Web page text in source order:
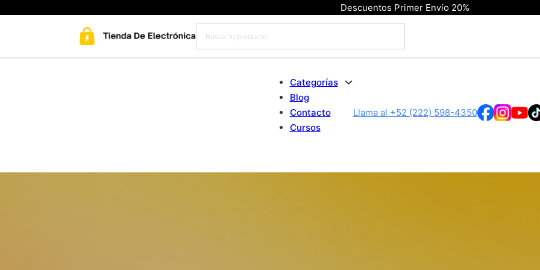
Descuentos Primer Envío 20%
Categorías
Blog
Contacto
Cursos
Llama al +52 (222) 598-4350